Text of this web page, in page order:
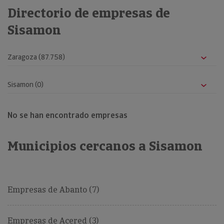
Directorio de empresas de
Sisamon
No se han encontrado empresas
Municipios cercanos a Sisamon
Empresas de Abanto (7)
Empresas de Acered (3)